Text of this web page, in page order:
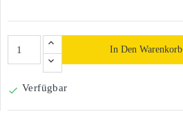
In Den Warenkorb
 Verfügbar